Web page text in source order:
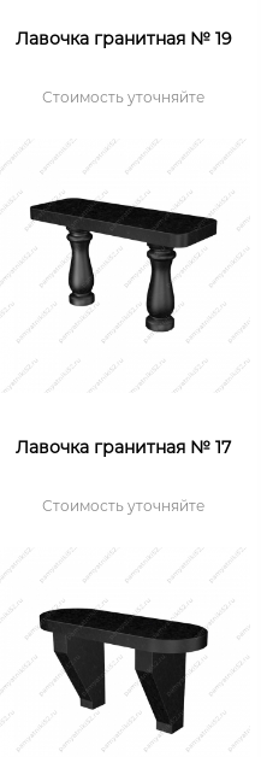
Лавочка гранитная № 19
Стоимость уточняйте
Лавочка гранитная № 17
Стоимость уточняйте